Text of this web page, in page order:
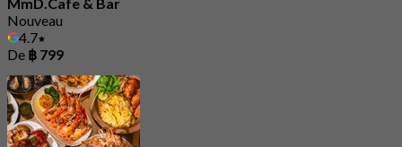
Nouveau
4.7
De ฿ 799